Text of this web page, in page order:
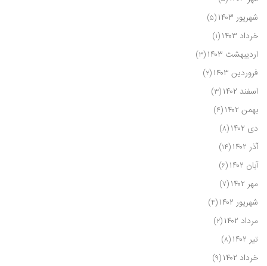
شهریور ۱۴۰۳ (۵)
خرداد ۱۴۰۳ (۱)
اردیبهشت ۱۴۰۳ (۳)
فروردین ۱۴۰۳ (۲)
اسفند ۱۴۰۲ (۳)
بهمن ۱۴۰۲ (۴)
دی ۱۴۰۲ (۸)
آذر ۱۴۰۲ (۱۴)
آبان ۱۴۰۲ (۶)
مهر ۱۴۰۲ (۷)
شهریور ۱۴۰۲ (۴)
مرداد ۱۴۰۲ (۲)
تیر ۱۴۰۲ (۸)
خرداد ۱۴۰۲ (۹)